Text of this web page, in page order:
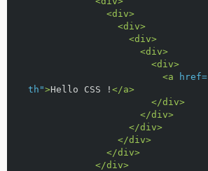
<div>
<div>
<div>
<div>
<div>
<a
href=
th">Hello CSS ! </a>
</div>
</div>
</div>
</div>
</div>
</div>